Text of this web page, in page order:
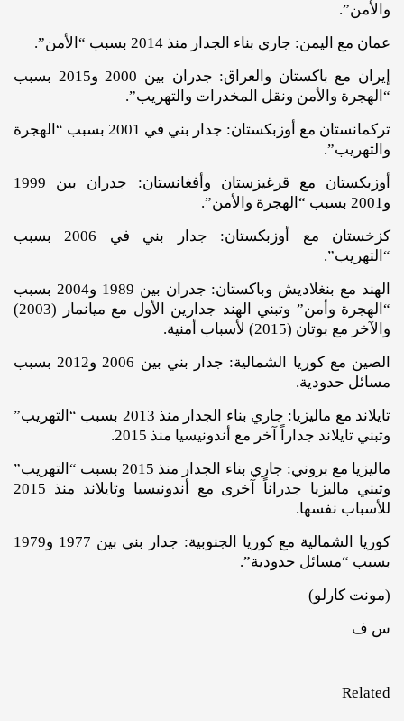
والأمن”.
عمان مع اليمن: جاري بناء الجدار منذ 2014 بسبب “الأمن”.
إيران مع باكستان والعراق: جدران بين 2000 و2015 بسبب
“الهجرة والأمن ونقل المخدرات والتهريب”.
تركمانستان مع أوزبكستان: جدار بني في 2001 بسبب “الهجرة
والتهريب”.
أوزبكستان مع قرغيزستان وأفغانستان: جدران بين 1999
و2001 بسبب “الهجرة والأمن”.
كزخستان مع أوزبكستان: جدار بني في 2006 بسبب
“التهريب”.
الهند مع بنغلاديش وباكستان: جدران بين 1989 و2004 بسبب
“الهجرة وأمن” وتبني الهند جدارين الأول مع ميانمار (2003)
والآخر مع بوتان (2015) لأسباب أمنية.
الصين مع كوريا الشمالية: جدار بني بين 2006 و2012 بسبب
مسائل حدودية.
تايلاند مع ماليزيا: جاري بناء الجدار منذ 2013 بسبب “التهريب”
وتبني تايلاند جداراً آخر مع أندونيسيا منذ 2015.
ماليزيا مع بروني: جاري بناء الجدار منذ 2015 بسبب “التهريب”
وتبني ماليزيا جدراناً آخرى مع أندونيسيا وتايلاند منذ 2015
للأسباب نفسها.
كوريا الشمالية مع كوريا الجنوبية: جدار بني بين 1977 و1979
بسبب “مسائل حدودية”.
(مونت كارلو)
س ف
Related